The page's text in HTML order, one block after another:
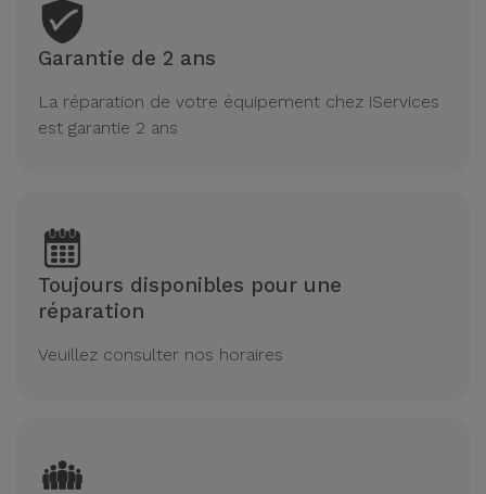
Garantie de 2 ans
La réparation de votre équipement chez iServices
est garantie 2 ans
Toujours disponibles pour une
réparation
Veuillez consulter nos horaires